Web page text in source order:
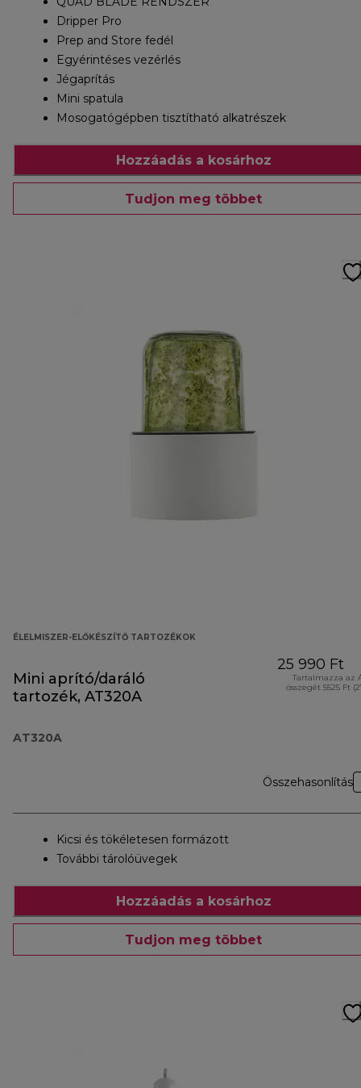
Dripper Pro
Prep and Store fedél
Egyérintéses vezérlés
Jégaprítás
Mini spatula
Mosogatógépben tisztítható alkatrészek
Hozzáadás a kosárhoz
Tudjon meg többet
ÉLELMISZER-ELŐKÉSZÍTŐ TARTOZÉKOK
Mini aprító/daráló
tartozék, AT320A
AT320A
25 990 Ft
Tartalmazza az
összegét 5525 Ft
Összehasonlítás
Kicsi és tökéletesen formázott
További tárolóüvegek
Hozzáadás a kosárhoz
Tudjon meg többet